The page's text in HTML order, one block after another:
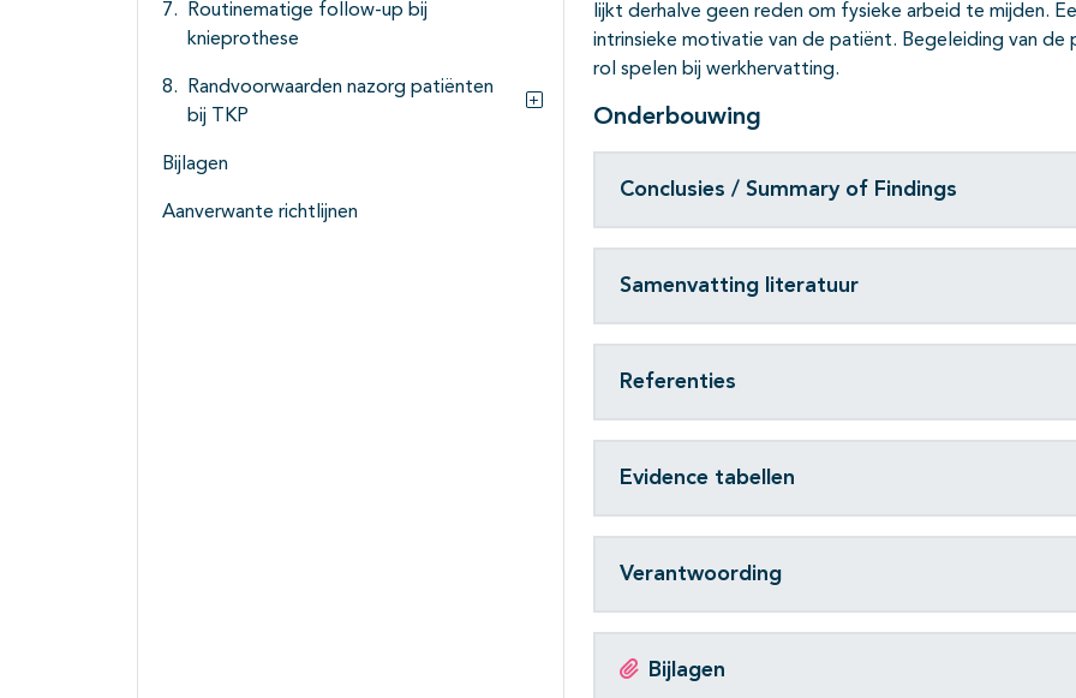
Routinematige follow-up bij
knieprothese
Randvoorwaarden nazorg patiënten
bij TKP
Subpagina's open- en dichtklappen
Bijlagen
Aanverwante richtlijnen
lijkt derhalve geen reden om fysieke arbeid te mijden.
intrinsieke motivatie van de patiënt. Begeleiding van
rol spelen bij werkhervatting.
Onderbouwing
Conclusies / Summary of Findings
Samenvatting literatuur
Referenties
Evidence tabellen
Verantwoording
Bijlagen